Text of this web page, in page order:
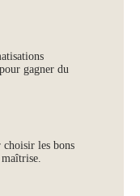
gagner du
choisir les bons